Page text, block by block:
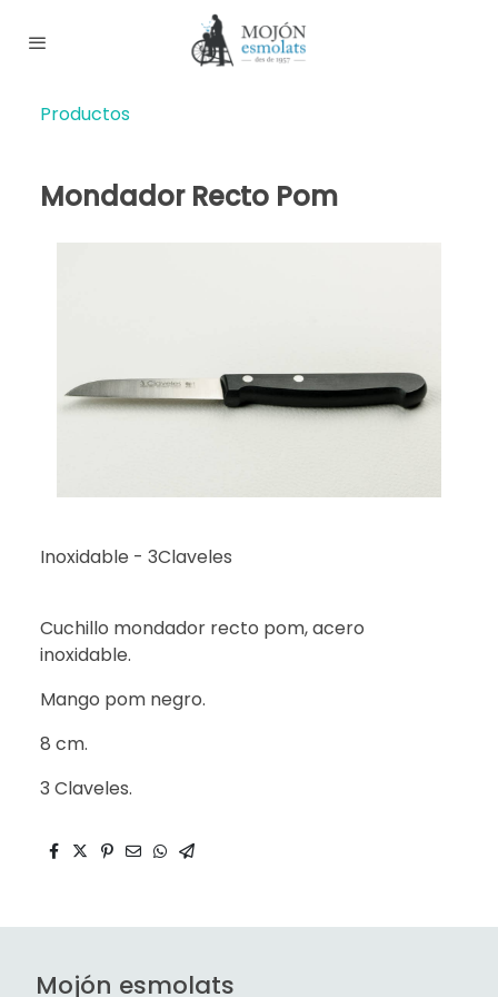
Productos
Mondador Recto Pom
Inoxidable - 3Claveles
Cuchillo mondador recto pom, acero
inoxidable.
Mango pom negro.
8 cm.
3 Claveles.
Mojón esmolats